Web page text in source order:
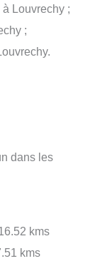
Louvrechy ;
;
dans les
kms
kms